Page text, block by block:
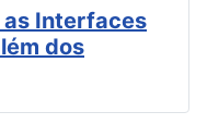
as Interfaces
dos